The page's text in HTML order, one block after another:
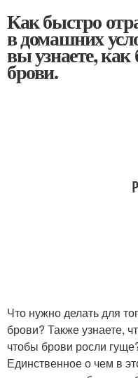
Как быстро
в домашних
вы узнаете,
брови.
Что нужно делать для
брови? Также узнаете,
чтобы брови росли
Единственное о чем в